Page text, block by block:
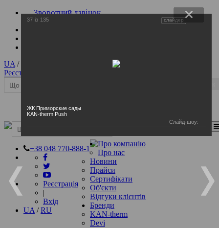
Зворотний дзвінок
UA /
Реєстрація
+38 048 770-888-1
Реєстрація
|
Вхід
UA /RU
Перемкнення навігації
Про компанію
Про нас
Новини
Прайси
Сертифікати
Об'єкти
Відгуки клієнтів
Бренди
KAN-therm
Devi
37 із 135 слайдер
ЖК Приморские сады
KAN-therm Push
Слайд-шоу: